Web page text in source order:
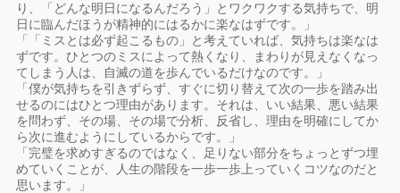
り、「どんな明日になるんだろう」とワクワクする気持ちで、明
日に臨んだほうが精神的にはるかに楽なはずです。」
「「ミスとは必ず起こるもの」と考えていれば、気持ちは楽なは
ずです。ひとつのミスによって熱くなり、まわりが見えなくなっ
てしまう人は、自滅の道を歩んでいるだけなのです。」
「僕が気持ちを引きずらず、すぐに切り替えて次の一歩を踏み出
せるのにはひとつ理由があります。それは、いい結果、悪い結果
を問わず、その場、その場で分析、反省し、理由を明確にしてか
ら次に進むようにしているからです。」
「完璧を求めすぎるのではなく、足りない部分をちょっとずつ埋
めていくことが、人生の階段を一歩一歩上っていくコツなのだと
思います。」